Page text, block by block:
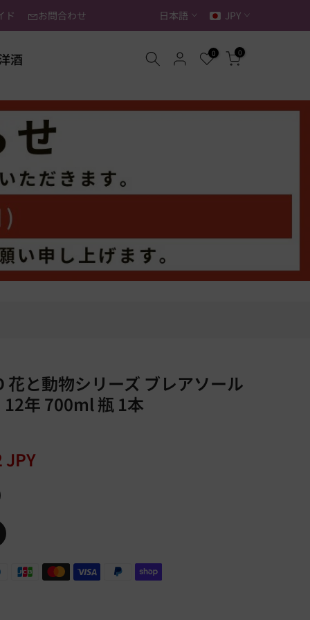
ド お問合わせ 日本語 JPY
酒 0 0
花と動物シリーズ ブレアソール
12年 700ml 瓶 1本
JPY